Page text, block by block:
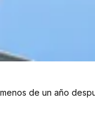
de un año